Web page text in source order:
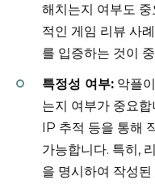
해치는지 여부도
적인 게임 리뷰 사
를 입증하는 것이
특정성 여부: 악플
는지 여부가 중요
IP 추적 등을 통해
가능합니다. 특히,
을 명시하여 작성